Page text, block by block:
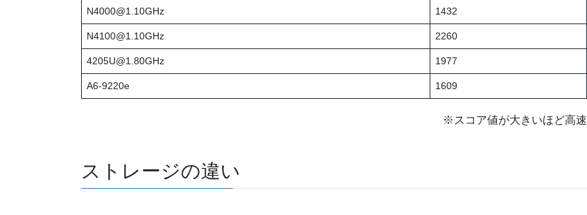
N4000@1.10GHz 1432
N4100@1.10GHz 2260
4205U@1.80GHz 1977
A6-9220e 1609
※スコア値が大きいほど高速
ストレージの違い